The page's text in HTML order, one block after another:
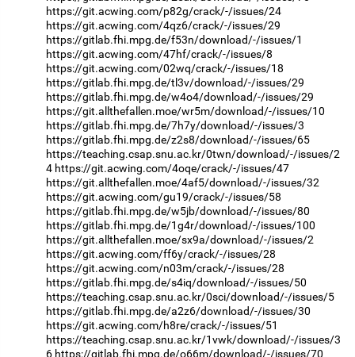
https://git.acwing.com/p82g/crack/-/issues/24
https://git.acwing.com/4qz6/crack/-/issues/29
https://gitlab.fhi.mpg.de/f53n/download/-/issues/1
https://git.acwing.com/47hf/crack/-/issues/8
https://git.acwing.com/02wq/crack/-/issues/18
https://gitlab.fhi.mpg.de/tl3v/download/-/issues/29
https://gitlab.fhi.mpg.de/w4o4/download/-/issues/29
https://git.allthefallen.moe/wr5m/download/-/issues/10
https://gitlab.fhi.mpg.de/7h7y/download/-/issues/3
https://gitlab.fhi.mpg.de/z2s8/download/-/issues/65
https://teaching.csap.snu.ac.kr/0twn/download/-/issues/2
4 https://git.acwing.com/4oqe/crack/-/issues/47
https://git.allthefallen.moe/4af5/download/-/issues/32
https://git.acwing.com/gu19/crack/-/issues/58
https://gitlab.fhi.mpg.de/w5jb/download/-/issues/80
https://gitlab.fhi.mpg.de/1g4r/download/-/issues/100
https://git.allthefallen.moe/sx9a/download/-/issues/2
https://git.acwing.com/ff6y/crack/-/issues/28
https://git.acwing.com/n03m/crack/-/issues/28
https://gitlab.fhi.mpg.de/s4iq/download/-/issues/50
https://teaching.csap.snu.ac.kr/0sci/download/-/issues/5
https://gitlab.fhi.mpg.de/a2z6/download/-/issues/30
https://git.acwing.com/h8re/crack/-/issues/51
https://teaching.csap.snu.ac.kr/1vwk/download/-/issues/3
6 https://gitlab.fhi.mpg.de/o66m/download/-/issues/70